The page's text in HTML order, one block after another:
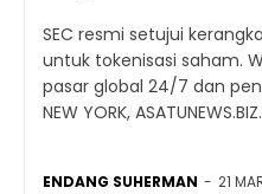
SEC resmi setujui
untuk tokenisasi saham.
pasar global 24/7 dan
NEW YORK,
ENDANG SUHERMAN - 21